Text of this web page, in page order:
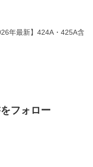
年最新】424A・425A含
フォロー